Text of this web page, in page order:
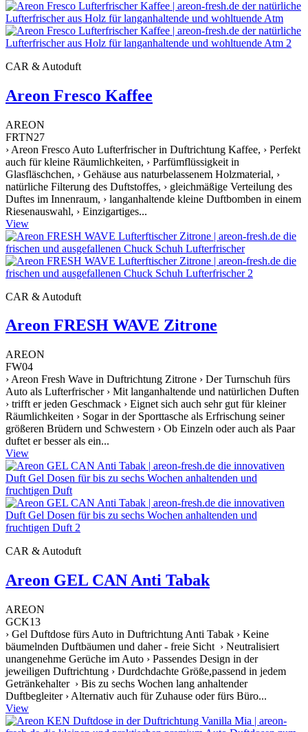
CAR & Autoduft
Areon Fresco Kaffee
AREON
FRTN27
› Areon Fresco Auto Lufterfrischer in Duftrichtung Kaffee, › Perfekt
auch für kleine Räumlichkeiten, › Parfümflüssigkeit in
Glasfläschchen, › Gehäuse aus naturbelassenem Holzmaterial, ›
natürliche Filterung des Duftstoffes, › gleichmäßige Verteilung des
Duftes im Innenraum, › langanhaltende kleine Duftbomben in einem
Riesenauswahl, › Einzigartiges...
View
CAR & Autoduft
Areon FRESH WAVE Zitrone
AREON
FW04
› Areon Fresh Wave in Duftrichtung Zitrone › Der Turnschuh fürs
Auto als Lufterfrischer › Mit langanhaltende und natürlichen Duften
› trifft er jeden Geschmack › Eignet sich auch sehr gut für kleiner
Räumlichkeiten › Sogar in der Sporttasche als Erfrischung seiner
größeren Brüdern und Schwestern › Ob Einzeln oder auch als Paar
duftet er besser als ein...
View
CAR & Autoduft
Areon GEL CAN Anti Tabak
AREON
GCK13
› Gel Duftdose fürs Auto in Duftrichtung Anti Tabak › Keine
bäumelnden Duftbäumen und daher - freie Sicht › Neutralisiert
unangenehme Gerüche im Auto › Passendes Design in der
jeweiligen Duftrichtung › Durdchdachte Größe,passend in jedem
Getränkehalter › Bis zu sechs Wochen lang anhaltender
Duftbegleiter › Alternativ auch für Zuhause oder fürs Büro...
View